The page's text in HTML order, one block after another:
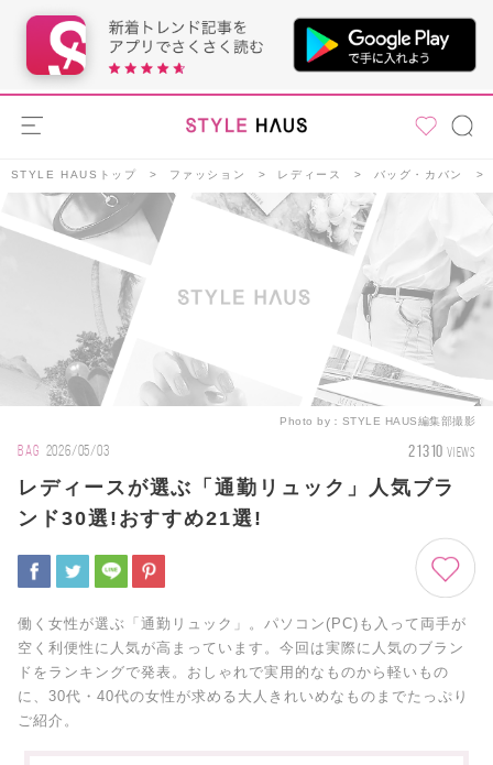
STYLE HAUSトップ ファッション レディース バッグ・カバン
Photo by： STYLE HAUS編集部撮影
BAG 2026/05/03 21310 VIEWS
レディースが選ぶ「通勤リュック」人気ブラ
ンド30選!おすすめ21選!
働く女性が選ぶ「通勤リュック」。パソコン(PC)も入って両手が
空く利便性に人気が高まっています。今回は実際に人気のブラン
ドをランキングで発表。おしゃれで実用的なものから軽いもの
に、30代・40代の女性が求める大人きれいめなものまでたっぷり
ご紹介。